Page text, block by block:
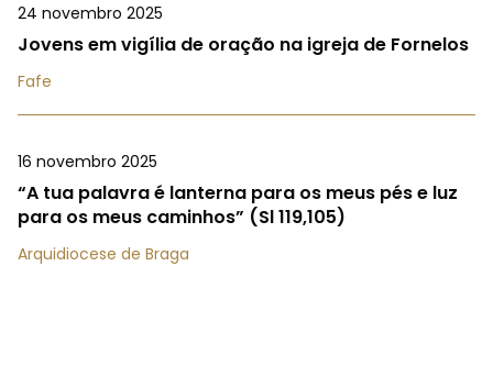
24 novembro 2025
Jovens em vigília de oração na igreja de Fornelos
Fafe
16 novembro 2025
“A tua palavra é lanterna para os meus pés e luz
para os meus caminhos” (Sl 119,105)
Arquidiocese de Braga